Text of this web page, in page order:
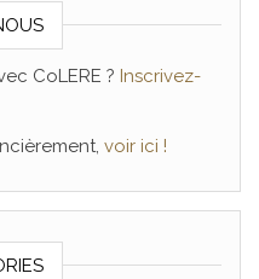
CoLERE ? Inscrivez-
voir ici !